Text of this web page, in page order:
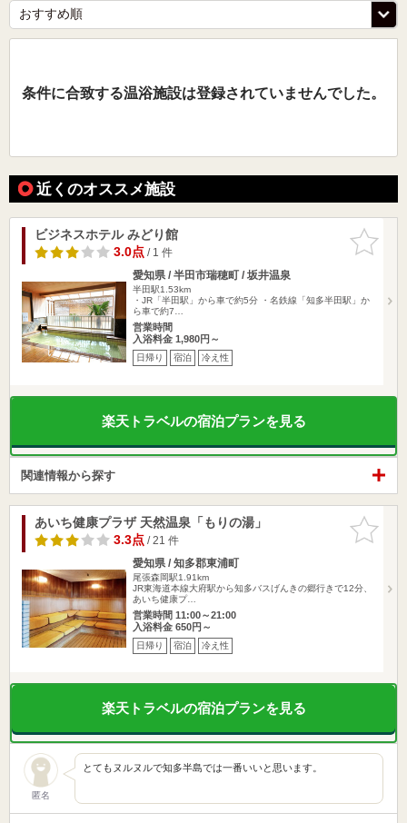
条件に合致する温浴施設は登録されていませんでした。
近くのオススメ施設
お気に入
りに追加
ビジネスホテル みどり館
3.0点/ 1 件
愛知県 / 半田市瑞穂町 / 坂井温泉
半田駅1.53km
・JR「半田駅」から車で約5分 ・名鉄線「知多半田駅」か
ら車で約7…
営業時間
入浴料金 1,980円～
日帰り 宿泊 冷え性
楽天トラベルの宿泊プランを見る
関連情報から探す
お気に入
りに追加
あいち健康プラザ 天然温泉「もりの湯」
3.3点/ 21 件
愛知県 / 知多郡東浦町
尾張森岡駅1.91km
JR東海道本線大府駅から知多バスげんきの郷行きで12分、
あいち健康プ…
営業時間 11:00～21:00
入浴料金 650円～
日帰り 宿泊 冷え性
楽天トラベルの宿泊プランを見る
匿名
とてもヌルヌルで知多半島では一番いいと思います。